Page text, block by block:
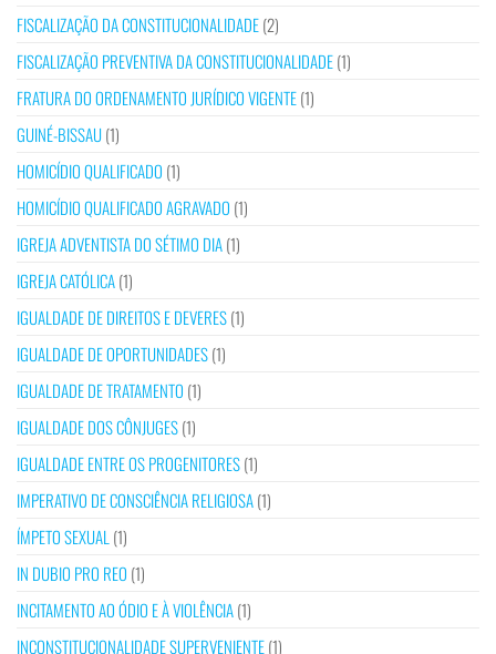
FISCALIZAÇÃO DA CONSTITUCIONALIDADE(2)
FISCALIZAÇÃO PREVENTIVA DA CONSTITUCIONALIDADE(1)
FRATURA DO ORDENAMENTO JURÍDICO VIGENTE(1)
GUINÉ-BISSAU(1)
HOMICÍDIO QUALIFICADO (1)
HOMICÍDIO QUALIFICADO AGRAVADO (1)
IGREJA ADVENTISTA DO SÉTIMO DIA(1)
IGREJA CATÓLICA(1)
IGUALDADE DE DIREITOS E DEVERES(1)
IGUALDADE DE OPORTUNIDADES(1)
IGUALDADE DE TRATAMENTO (1)
IGUALDADE DOS CÔNJUGES(1)
IGUALDADE ENTRE OS PROGENITORES(1)
IMPERATIVO DE CONSCIÊNCIA RELIGIOSA(1)
ÍMPETO SEXUAL (1)
IN DUBIO PRO REO (1)
INCITAMENTO AO ÓDIO E À VIOLÊNCIA(1)
INCONSTITUCIONALIDADE SUPERVENIENTE(1)